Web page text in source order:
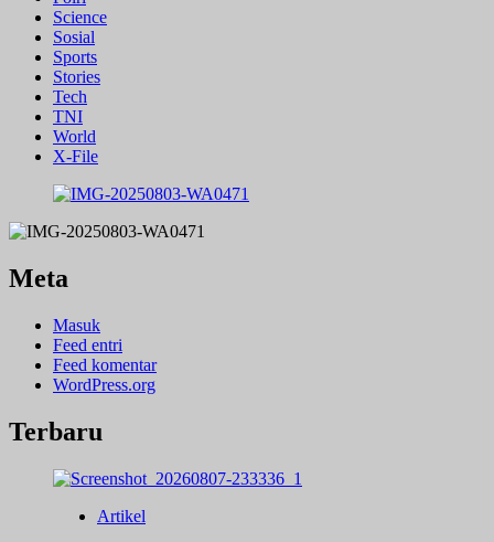
Science
Sosial
Sports
Stories
Tech
TNI
World
X-File
Meta
Masuk
Feed entri
Feed komentar
WordPress.org
Terbaru
Artikel